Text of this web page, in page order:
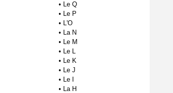
• Le Q
• Le P
• L'O
• La N
• Le M
• Le L
• Le K
• Le J
• Le I
• La H